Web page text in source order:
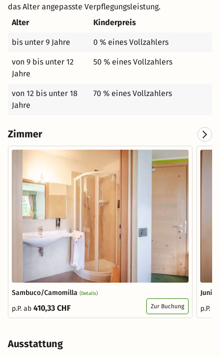
das Alter angepasste Verpflegungsleistung.
Alter
Kinderpreis
bis unter 9 Jahre 0 % eines Vollzahlers
von 9 bis unter 12
Jahre
50 % eines Vollzahlers
von 12 bis unter 18
Jahre
70 % eines Vollzahlers
Zimmer
Sambuco/Camomilla (Details)
p.P. ab 410,33 CHF Zur Buchung
p.P.
Ausstattung